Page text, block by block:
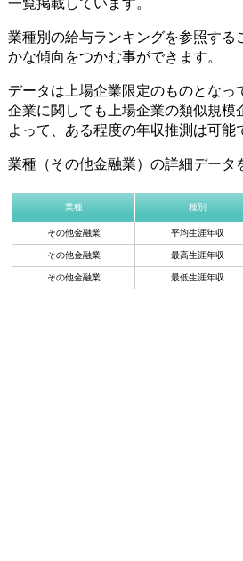
一覧掲載しています。
業種別の給与ランキングを参照する
かな傾向をつかむ事ができます。
データは上場企業限定のものとなっ
企業に関しても上場企業の類似規模
よって、ある程度の年収推測は可能
業種（その他金融業）の詳細データ
業種 種別
その他金融業 平均生涯年収
その他金融業 最高生涯年収
その他金融業 最低生涯年収